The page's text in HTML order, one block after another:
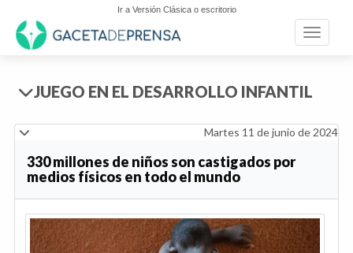
Ir a Versión Clásica o escritorio
Toggle
JUEGO EN EL DESARROLLO INFANTIL
Martes 11 de junio de 2024
330 millones de niños son castigados por
medios físicos en todo el mundo